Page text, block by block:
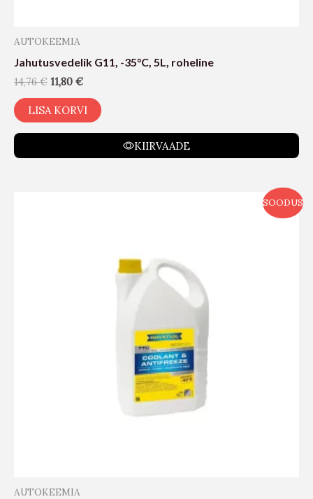
AUTOKEEMIA
Jahutusvedelik G11, -35°C, 5L, roheline
14,76€ 11,80 €
LISA KORVI
KIIRVAADE
SOODUS
AUTOKEEMIA